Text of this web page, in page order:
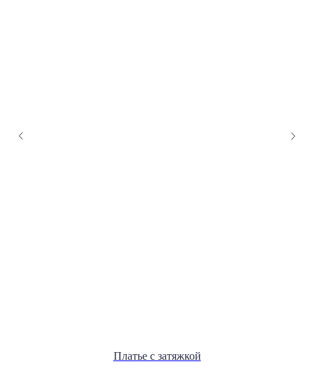
Платье с затяжкой